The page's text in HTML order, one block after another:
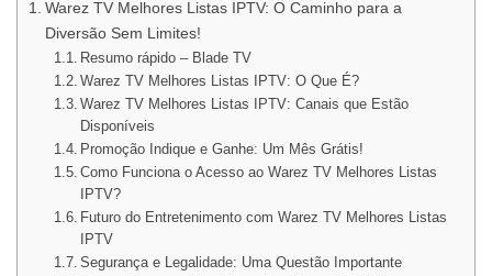
Warez TV Melhores Listas IPTV: O Caminho para a
Diversão Sem Limites!
Resumo rápido – Blade TV
Warez TV Melhores Listas IPTV: O Que É?
Warez TV Melhores Listas IPTV: Canais que Estão
Disponíveis
Promoção Indique e Ganhe: Um Mês Grátis!
Como Funciona o Acesso ao Warez TV Melhores Listas
IPTV?
Futuro do Entretenimento com Warez TV Melhores Listas
IPTV
Segurança e Legalidade: Uma Questão Importante